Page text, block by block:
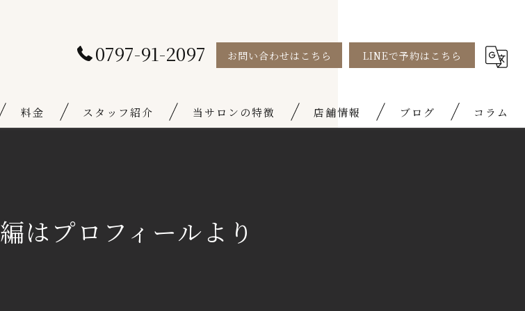
0797-91-2097 お問い合わせはこちら LINEで予約はこちら
料金 スタッフ紹介 当サロンの特徴
体幹
店舗情報 ブログ コラム
はプロフィールより